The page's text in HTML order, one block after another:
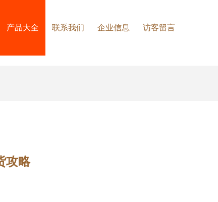
产品大全 联系我们 企业信息 访客留言
攻略